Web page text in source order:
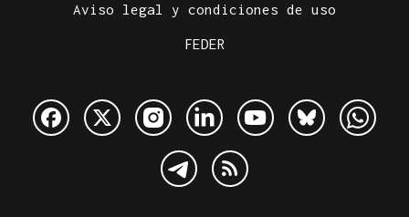
Aviso legal y condiciones de uso
FEDER